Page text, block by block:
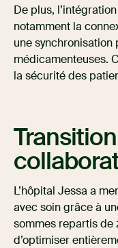
De plus,
notamment la
une
médicamenteuses.
la sécurité des
L’hôpital Jessa a
avec soin grâce à
sommes repartis de
d’optimiser